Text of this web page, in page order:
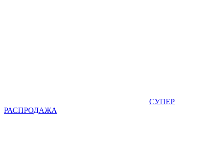
СУПЕР
РАСПРОДАЖА